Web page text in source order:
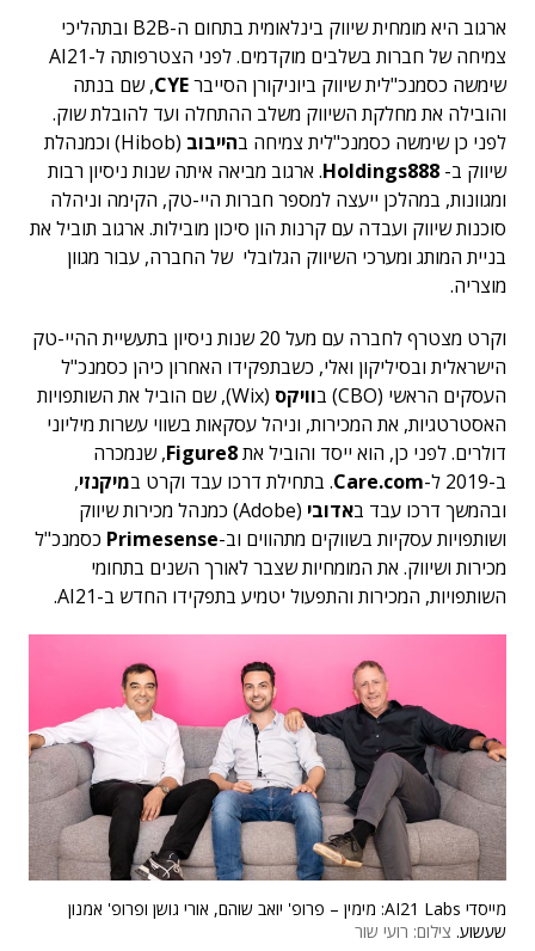
ארגוב היא מומחית שיווק בינלאומית בתחום ה-B2B ובתהליכי
צמיחה של חברות בשלבים מוקדמים. לפני הצטרפותה ל-AI21
שימשה כסמנכ"לית שיווק ביוניקורן הסייברCYE, שם בנתה
והובילה את מחלקת השיווק משלב ההתחלה ועד להובלת שוק.
לפני כן שימשה כסמנכ"לית צמיחה בהייבוב
(Hibob) וכמנהלת
שיווק ב- Holdings888. ארגוב מביאה איתה שנות ניסיון רבות
ומגוונות, במהלכן ייעצה למספר חברות היי-טק, הקימה וניהלה
סוכנות שיווק ועבדה עם קרנות הון סיכון מובילות. ארגוב תוביל את
בניית המותג ומערכי השיווק הגלובלי של החברה, עבור מגוון
מוצריה.
וקרט מצטרף לחברה עם מעל 20 שנות ניסיון בתעשיית ההיי-טק
הישראלית ובסיליקון ואלי, כשבתפקידו האחרון כיהן כסמנכ"ל
העסקים הראשי (CBO) ב
וויקס
(Wix), שם הוביל את השותפויות
האסטרטגיות, את המכירות, וניהל עסקאות בשווי עשרות מיליוני
דולרים. לפני כן, הוא ייסד והוביל אתFigure8, שנמכרה
ב-2019 ל-
Care.com. בתחילת דרכו עבד וקרט במיקנזי,
ובהמשך דרכו עבד באדובי
(Adobe) כמנהל מכירות שיווק
ושותפויות עסקיות בשווקים מתהווים וב-Primesense כסמנכ"ל
מכירות ושיווק. את המומחיות שצבר לאורך השנים בתחומי
השותפויות, המכירות והתפעול יטמיע בתפקידו החדש ב-AI21.
מייסדי AI21 Labs: מימין – פרופ' יואב שוהם, אורי גושן ופרופ' אמנון
שעשוע. צילום: רועי שור